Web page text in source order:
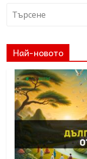
Най-новото